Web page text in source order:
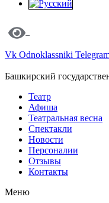
Vk Odnoklassniki
Башкирский
Театр
Афиша
Театральная весна
Спектакли
Новости
Персоналии
Отзывы
Контакты
Меню